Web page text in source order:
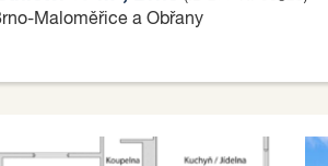
Maloměřice a Obřany